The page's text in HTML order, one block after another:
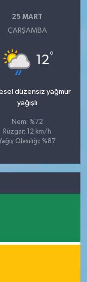
25 MART
ÇARŞAMBA
12°
düzensiz yağmur
yağışlı
Nem: %72
Rüzgar: 12 km/h
Olasılığı: %87